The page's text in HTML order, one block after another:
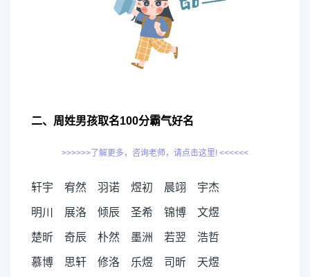
二、周姓男孩取名100分霸气好名
>>>>>>了解更多，咨询老师，请点击这里! <<<<<<
轩宇 宥然 羽诺 煜初 晨翊 宇杰
明川 展洛 倾辰 圣希 锦博 文煜
楚昕 奇辰 朴然 墨洲 若翌 浩哲
慕博 思轩 修洛 乐煜 司昕 天煜